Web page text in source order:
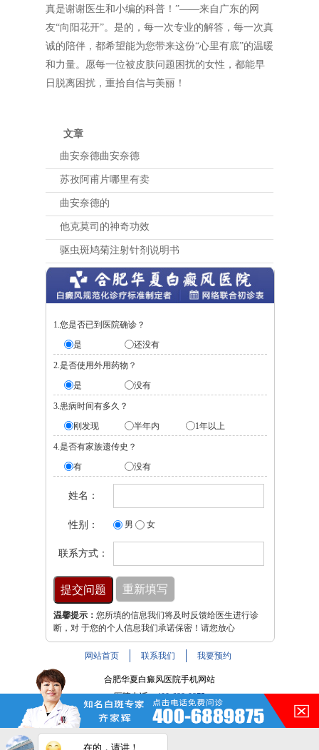
真是谢谢医生和小编的科普！”——来自广东的网
友“向阳花开”。是的，每一次专业的解答，每一次真
诚的陪伴，都希望能为您带来这份“心里有底”的温暖
和力量。愿每一位被皮肤问题困扰的女性，都能早
日脱离困扰，重拾自信与美丽！
文章
曲安奈德曲安奈德
苏孜阿甫片哪里有卖
曲安奈德的
他克莫司的神奇功效
驱虫斑鸠菊注射针剂说明书
1.您是否已到医院确诊？
是
还没有
2.是否使用外用药物？
是
没有
3.患病时间有多久？
刚发现
半年内 1年以上
4.是否有家族遗传史？
有
没有
姓名：
性别： 男 女
联系方式：
温馨提示： 您所填的信息我们将及时反馈给医生进行诊
断，对 于您的个人信息我们承诺保密！请您放心
网站首页 联系我们 我要预约
合肥华夏白癜风医院手机网站
医院电话：400-688-9875
医院地址：合肥市铜陵路与裕溪路交叉路口
注：本网站信息仅供参考，不能作为诊断及医疗依据，服用
药物或进行治疗时请遵医嘱。如有转载或引用文章涉及版权
在的，请讲！